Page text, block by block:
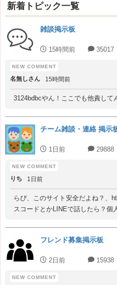
新着トピック一覧
雑談掲示板
15時間前 35017
名無しさん 15時間前
3124bdbcやん！ここでも他責して
チーム雑談・連絡 掲示
1日前 29888
りち 1日前
らぴ、このサイト安全だよね？、
スコードとかLINEで話したら？個
フレンド募集掲示板
2日前 15938